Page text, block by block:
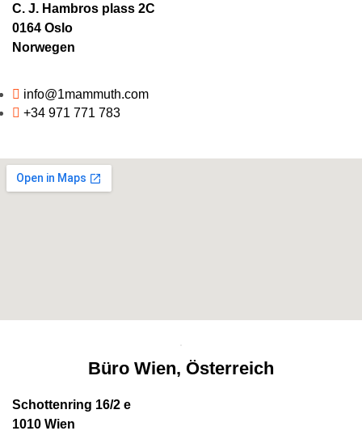
C. J. Hambros plass 2C
0164 Oslo
Norwegen
info@1mammuth.com
+34 971 771 783
Büro Wien, Österreich
Schottenring 16/2 e
1010 Wien